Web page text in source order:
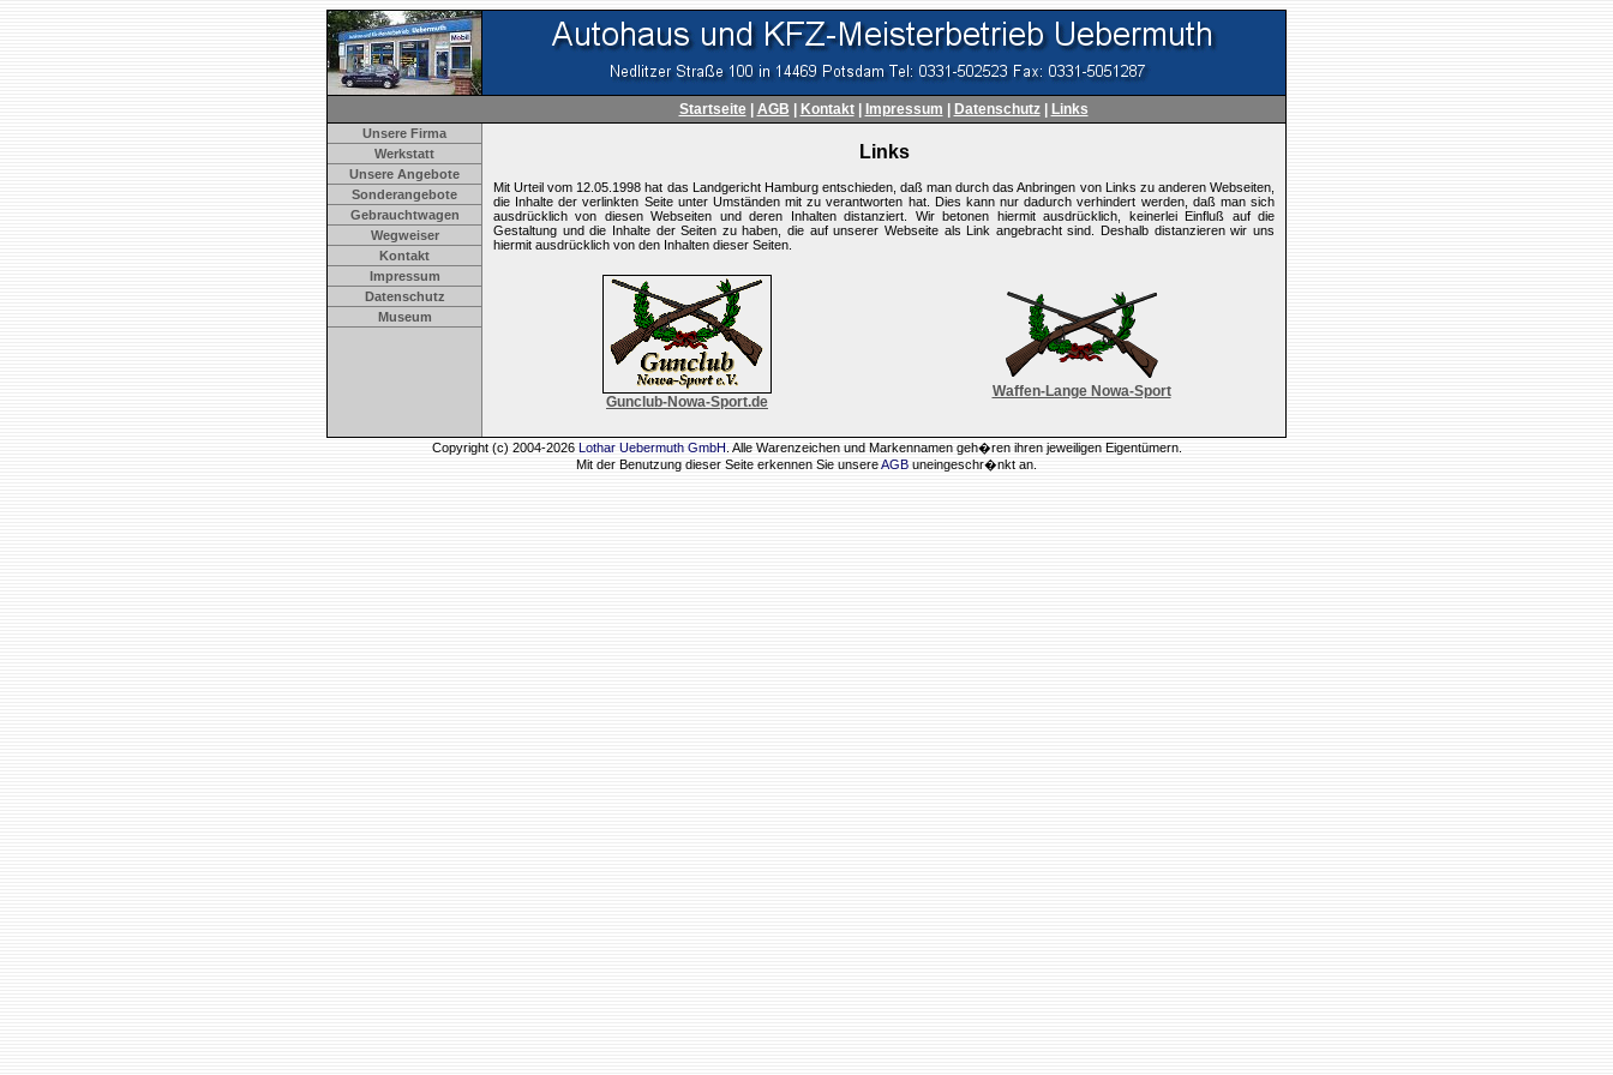
Startseite| AGB Kontakt| Impressum Datenschutz| Links
Unsere Firma
Werkstatt
Unsere Angebote
Sonderangebote
Gebrauchtwagen
Wegweiser
Kontakt
Impressum
Datenschutz
Museum
Links
Mit Urteil vom 12.05.1998 hat das Landgericht Hamburg entschieden, daß man durch das Anbringen von Links zu anderen Webseiten,
die Inhalte der verlinkten Seite unter Umständen mit zu verantworten hat. Dies kann nur dadurch verhindert werden, daß man sich
ausdrücklich von diesen Webseiten und deren Inhalten distanziert. Wir betonen hiermit ausdrücklich, keinerlei Einfluß auf die
Gestaltung und die Inhalte der Seiten zu haben, die auf unserer Webseite als Link angebracht sind. Deshalb distanzieren wir uns
hiermit ausdrücklich von den Inhalten dieser Seiten.
Gunclub-Nowa-Sport.de
Waffen-Lange Nowa-Sport
Copyright (c) 2004-2026 Lothar Uebermuth GmbH. Alle Warenzeichen und Markennamen geh�ren ihren jeweiligen Eigentümern.
Mit der Benutzung dieser Seite erkennen Sie unsereAGB uneingeschr�nkt an.